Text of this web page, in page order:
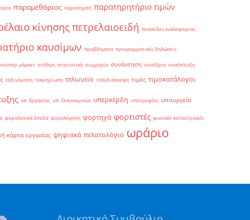
παραμεθόριος παραπομπή παρατηρητήριο τιμών
κίνησηςπετρελαιοειδή πινακίδες κυκλοφορίας
καυσίμων προβλήματα προγραμματικές δηλώσεις
σούπερ μάρκετ στάθμη στατιστικά συμμορία συνάντηση συνέδριο συνέντευξη
ταξινόμηση τεκμηρίωση τελωνείο τηλεδιάσκεψη τιμές τιμοκατάλογοι
υπ. Εργασίας υπ. Οικονομικών υπερκέρδη υποτροφίες υπουργείο
φορολογικά έσοδα φορολόγηση φορτηγά φορτιστές φυσικές καταστροφές
κάρτα εργασίας ψηφιακό πελατολόγιο ωράριο